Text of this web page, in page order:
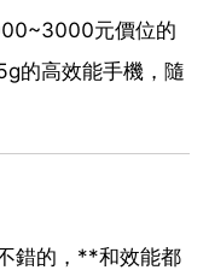
元價位的
的高效能手機，隨
錯的，**和效能都